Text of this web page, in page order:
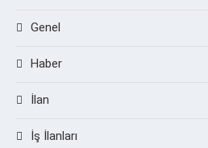
Genel
Haber
İlan
İş İlanları